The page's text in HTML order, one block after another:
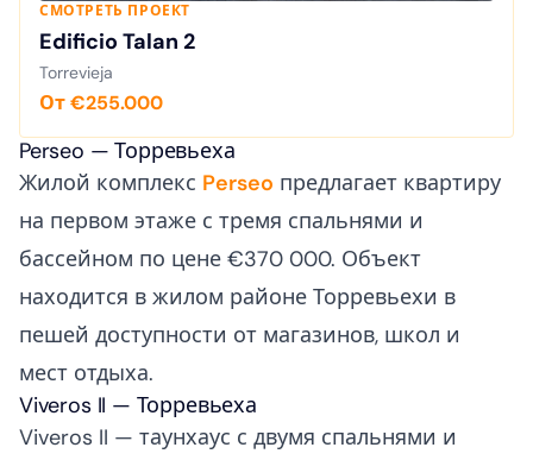
СМОТРЕТЬ ПРОЕКТ
Edificio Talan 2
Torrevieja
От €255.000
Perseo — Торревьеха
Жилой комплекс Perseo предлагает квартиру
на первом этаже с тремя спальнями и
бассейном по цене €370 000. Объект
находится в жилом районе Торревьехи в
пешей доступности от магазинов, школ и
мест отдыха.
Viveros II — Торревьеха
Viveros II — таунхаус с двумя спальнями и